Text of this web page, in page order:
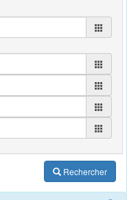
Rechercher